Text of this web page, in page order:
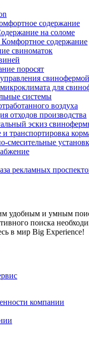
содержание
на соломе
Комфортное содержание
свиноматок
поросят
свинофермой
для
системы
воздуха
отходов производства
эскиз
транспортировка
смесительные
рекламных
удобным и умным
поиска
в мир Big Experience!
компании